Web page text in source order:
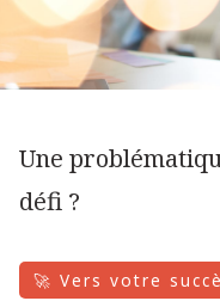
Une
défi ?
🚀 Vers votre